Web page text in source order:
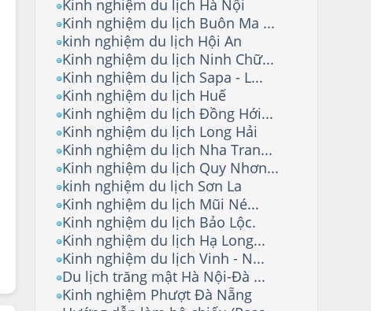
Kinh nghiệm du lịch Hà Nội
Kinh nghiệm du lịch Buôn Ma ...
kinh nghiệm du lịch Hội An
Kinh nghiệm du lịch Ninh Chữ...
Kinh nghiệm du lịch Sapa - L...
Kinh nghiệm du lịch Huế
Kinh nghiệm du lịch Đồng Hới...
Kinh nghiệm du lịch Long Hải
Kinh nghiệm du lịch Nha Tran...
Kinh nghiệm du lịch Quy Nhơn...
kinh nghiệm du lịch Sơn La
Kinh nghiệm du lịch Mũi Né...
Kinh nghiệm du lịch Bảo Lộc.
Kinh nghiệm du lịch Hạ Long...
Kinh nghiệm du lịch Vinh - N...
Du lịch trăng mật Hà Nội-Đà ...
Kinh nghiệm Phượt Đà Nẵng